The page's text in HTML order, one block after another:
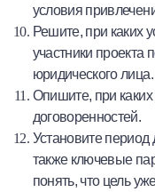
условия
Решите, при каких
участники проекта
юридического лица.
Опишите, при
договоренностей.
Установите
также ключевые
понять, что цель